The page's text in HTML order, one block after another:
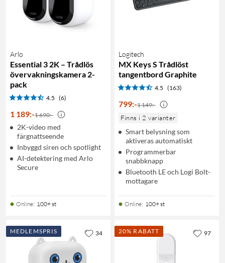
Arlo
Essential 3 2K – Trådlös
övervakningskamera 2-
pack
4.5 (6)
1 189:-1 690:-
2K-video med
färgnattseende
Inbyggd siren och spotlight
AI-detektering med Arlo
Secure
Online: 100+ st
Logitech
MX Keys S Trådlöst
tangentbord Graphite
4.5 (163)
799:-1 149:-
Finns i 2 varianter
Smart belysning som
aktiveras automatiskt
Programmerbar
snabbknapp
Bluetooth LE och Logi Bolt-
mottagare
Online: 100+ st
MEDLEMSPRIS 34 20% RABATT 97